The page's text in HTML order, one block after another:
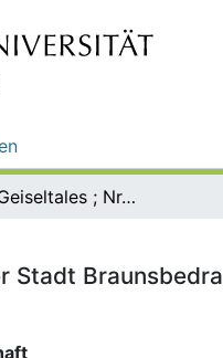
Bote des Geiseltales ; Nr. 1 : Heimatzeitung der Stadt Braunsbedra, Ortschaften: Frankleben, Großkayna, Krumpa, Roßbach
Stadt